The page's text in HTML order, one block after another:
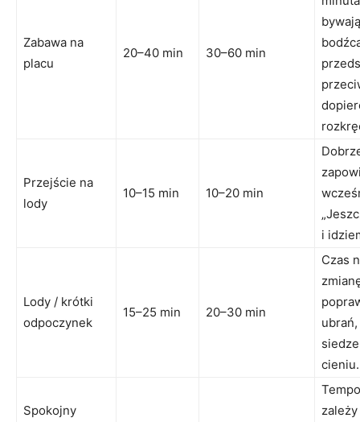
Zabawa na
placu
20–40 min 30–60 min
Przejście na
lody
10–15 min 10–20 min
i
Lody / krótki
odpoczynek
15–25 min 20–30 min
Czas
cieniu.
Spokojny